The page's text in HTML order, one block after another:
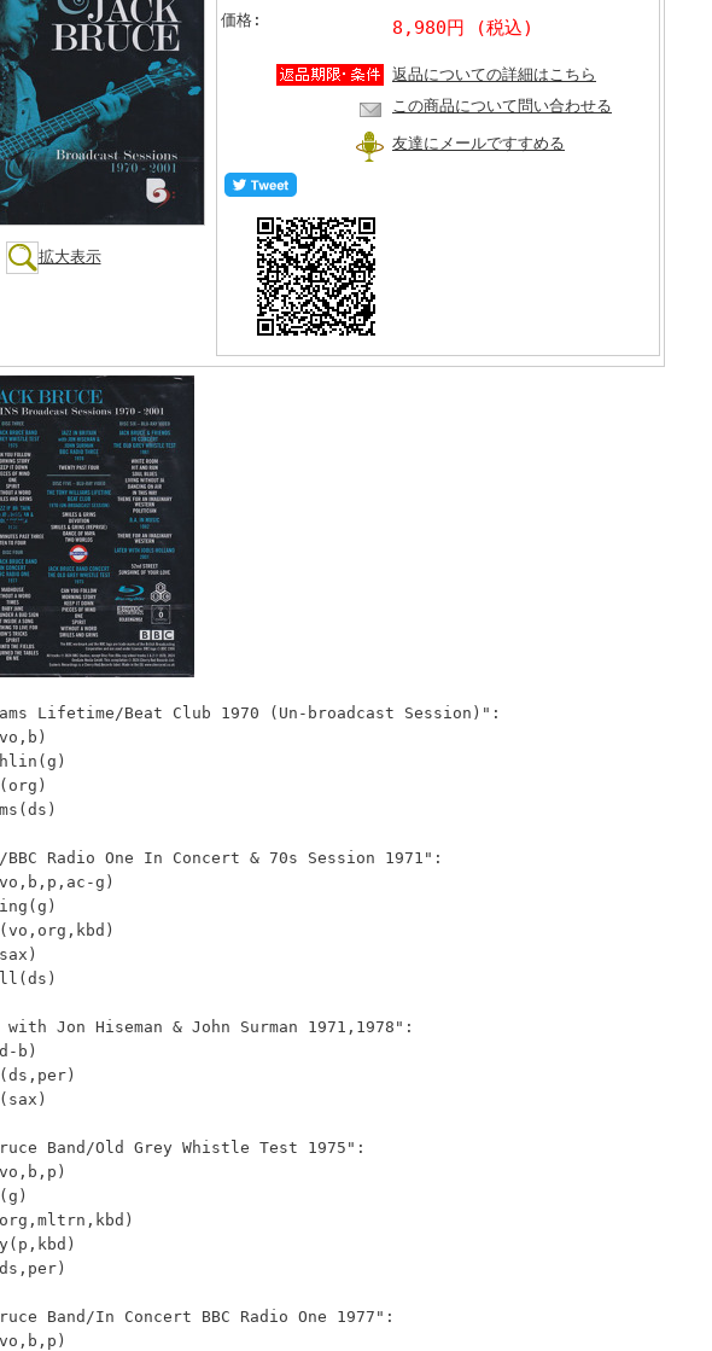
拡大表示
価格: 8,980円 (税込)
返品についての詳細はこちら
この商品について問い合わせる
友達にメールですすめる
Lifetime/Beat Club 1970 (Un-broadcast Session)":
BBC Radio One In Concert & 70s Session 1971":
g)
Jon Hiseman & John Surman 1971,1978":
b)
Band/Old Grey Whistle Test 1975":
Band/In Concert BBC Radio One 1977":